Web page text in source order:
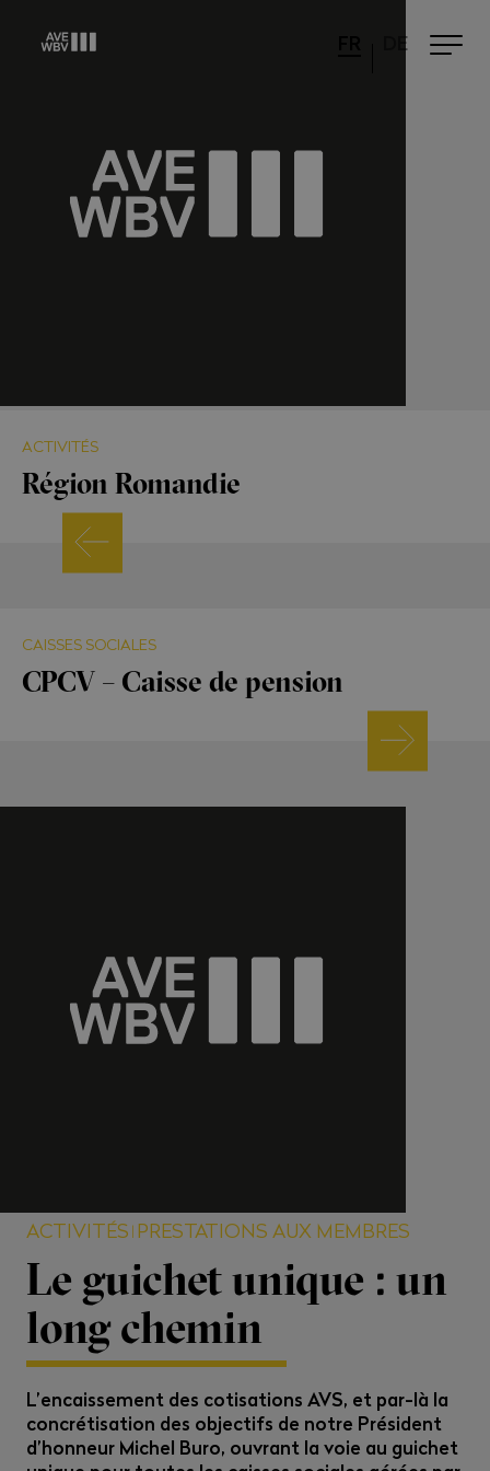
DE
ACTIVITÉS
Région Romandie
CAISSES SOCIALES
CPCV – Caisse de pension
ACTIVITÉS PRESTATIONS AUX MEMBRES
Le guichet unique : un
long chemin
L’encaissement des cotisations AVS, et par-là la
concrétisation des objectifs de notre Président
d’honneur Michel Buro, ouvrant la voie au guichet